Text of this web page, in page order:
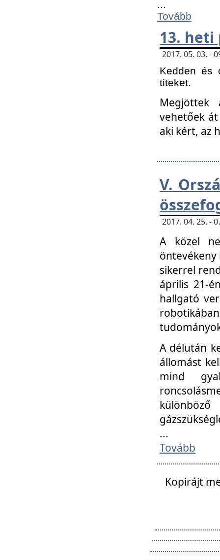
Tovább
13.
2017. 05. 03. -
Kedden és
titeket.
Megjöttek
vehetőek
aki kért, az
V.
2017. 04. 25. -
A közel
öntevékeny
sikerrel
április 21-
hallgató
A délután
állomást
mind
...
Tovább
Kopirájt